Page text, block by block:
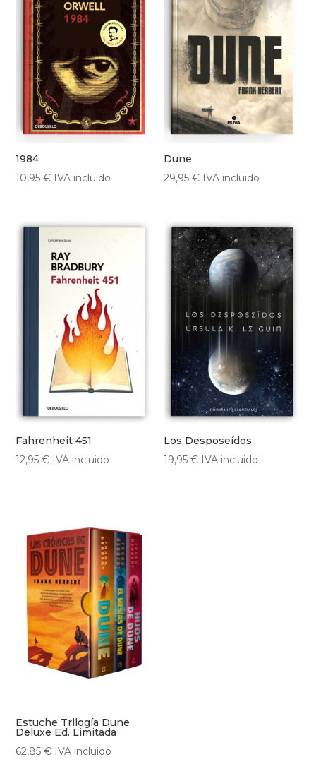
1984
10,95€ IVA incluido
Dune
29,95€ IVA incluido
Fahrenheit 451
12,95€ IVA incluido
Los Desposeídos
19,95€ IVA incluido
Estuche Trilogía Dune
Deluxe Ed. Limitada
62,85€ IVA incluido